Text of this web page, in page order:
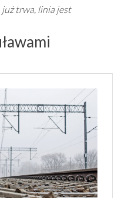
trwa, linia jest